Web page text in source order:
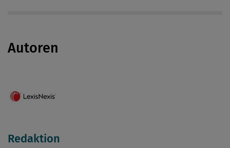
Autoren
Redaktion